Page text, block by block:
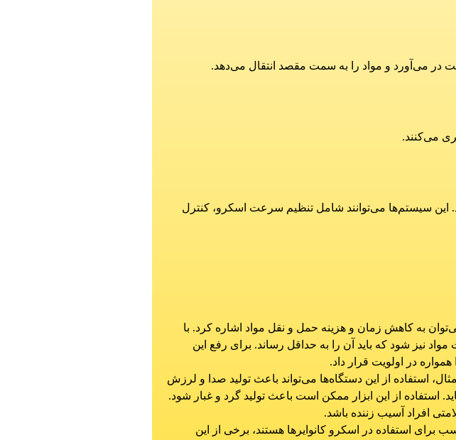
در می‌آورد و مواد را به سمت مقصد انتقال می‌دهد.
می‌کنند.
این سیستم‌ها می‌توانند شامل تنظیم سرعت اسکرو، کنترل
به کاهش زمان و هزینه حمل و نقل مواد اشاره کرد. با
نیز شود که باید آن را به حداقل رساند. برای رفع این
در اولویت قرار داد.
استفاده از این دستگاه‌ها می‌تواند باعث تولید صدا و لرزش
استفاده از این ابزار ممکن است باعث تولید گرد و غبار شود.
افراد آسیب زننده باشد.
برای استفاده در اسکرو کانوایرها هستند، برخی از این